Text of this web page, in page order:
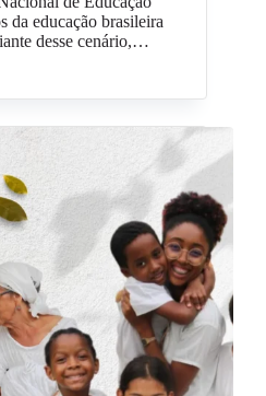
da educação brasileira
desse cenário,…